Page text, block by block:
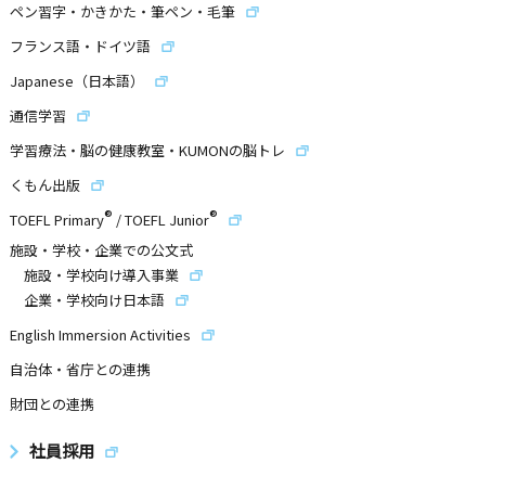
ペン習字・かきかた・筆ペン・毛筆
フランス語・ドイツ語
Japanese（日本語）
通信学習
学習療法・脳の健康教室・KUMONの脳トレ
くもん出版
TOEFL Primary® /TOEFL Junior®
施設・学校・企業での公文式
施設・学校向け導入事業
企業・学校向け日本語
English Immersion Activities
自治体・省庁との連携
財団との連携
社員採用